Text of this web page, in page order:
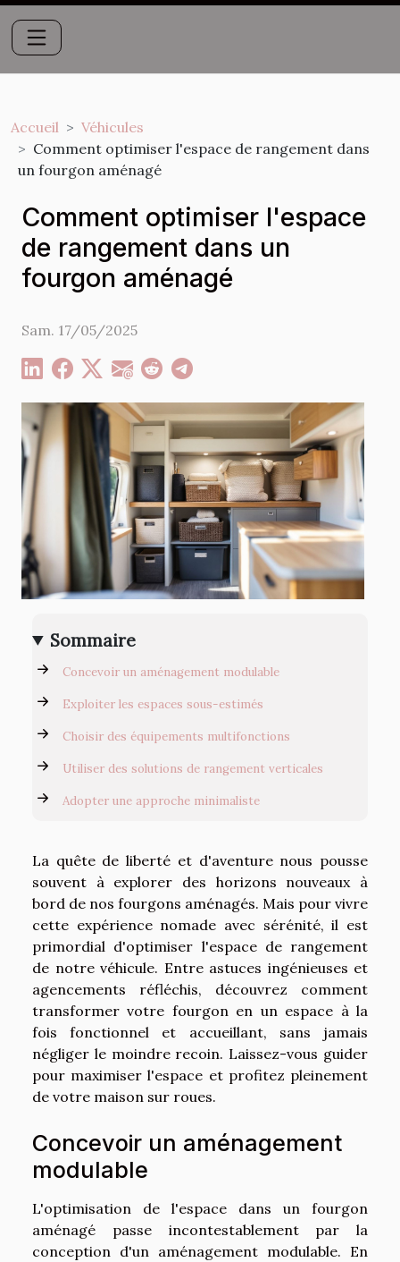
Accueil
Véhicules
Comment optimiser l'espace de rangement dans
un fourgon aménagé
Comment optimiser l'espace
de rangement dans un
fourgon aménagé
Sam. 17/05/2025
Sommaire
Concevoir un aménagement modulable
Exploiter les espaces sous-estimés
Choisir des équipements multifonctions
Utiliser des solutions de rangement verticales
Adopter une approche minimaliste
La quête de liberté et d'aventure nous pousse
souvent à explorer des horizons nouveaux à
bord de nos fourgons aménagés. Mais pour vivre
cette expérience nomade avec sérénité, il est
primordial d'optimiser l'espace de rangement
de notre véhicule. Entre astuces ingénieuses et
agencements réfléchis, découvrez comment
transformer votre fourgon en un espace à la
fois fonctionnel et accueillant, sans jamais
négliger le moindre recoin. Laissez-vous guider
pour maximiser l'espace et profitez pleinement
de votre maison sur roues.
Concevoir un aménagement
modulable
L'optimisation de l'espace dans un fourgon
aménagé passe incontestablement par la
conception d'un aménagement modulable. En